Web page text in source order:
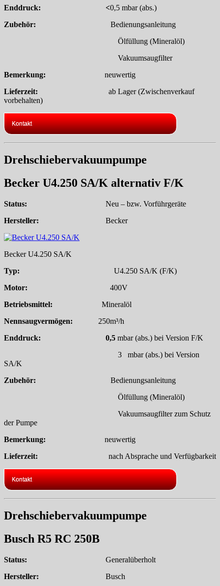
Enddruck: <0,5 mbar (abs.)
Zubehör:
Bedienungsanleitung
Ölfüllung (Mineralöl)
Vakuumsaugfilter
Bemerkung: neuwertig
Lieferzeit: ab Lager (Zwischenverkauf
vorbehalten)
Kontakt
Drehschiebervakuumpumpe
Becker U4.250 SA/K alternativ F/K
Status: Neu – bzw. Vorführgeräte
Hersteller: Becker
Becker U4.250 SA/K
Typ: U4.250 SA/K (F/K)
Motor: 400V
Betriebsmittel: Mineralöl
Nennsaugvermögen:
250m³/h
Enddruck: 0,5 mbar (abs.) bei Version F/K
3 mbar (abs.) bei Version
SA/K
Zubehör:
Bedienungsanleitung
Ölfüllung (Mineralöl)
Vakuumsaugfilter zum Schutz
der Pumpe
Bemerkung: neuwertig
Lieferzeit: nach Absprache und Verfügbarkeit
Kontakt
Drehschiebervakuumpumpe
Busch R5 RC 250B
Status:
Generalüberholt
Hersteller: Busch